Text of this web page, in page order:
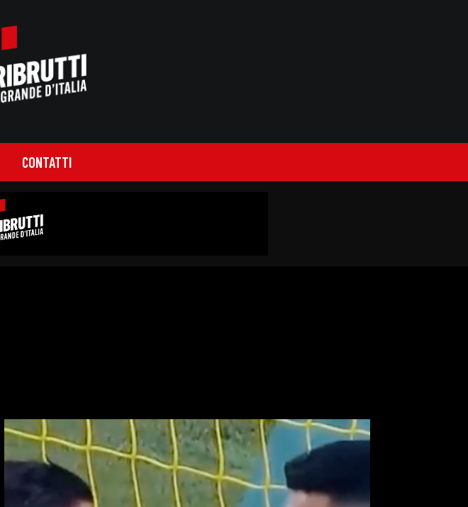
CONTATTI